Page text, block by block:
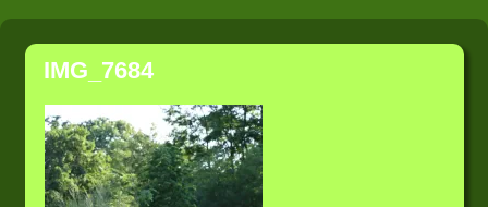
Zum
Inhalt
springenIMG_7684